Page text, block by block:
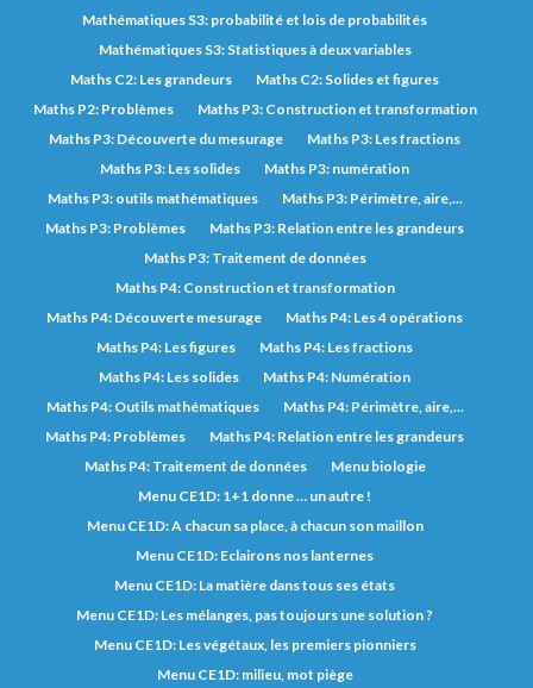
Mathématiques S3: probabilité et lois de probabilités
Mathématiques S3: Statistiques à deux variables
Maths C2: Les grandeurs
Maths C2: Solides et figures
Maths P2: Problèmes
Maths P3: Construction et transformation
Maths P3: Découverte du mesurage
Maths P3: Les fractions
Maths P3: Les solides
Maths P3: numération
Maths P3: outils mathématiques
Maths P3: Périmètre, aire,...
Maths P3: Problèmes
Maths P3: Relation entre les grandeurs
Maths P3: Traitement de données
Maths P4: Construction et transformation
Maths P4: Découverte mesurage
Maths P4: Les 4 opérations
Maths P4: Les figures
Maths P4: Les fractions
Maths P4: Les solides
Maths P4: Numération
Maths P4: Outils mathématiques
Maths P4: Périmètre, aire,...
Maths P4: Problèmes
Maths P4: Relation entre les grandeurs
Maths P4: Traitement de données
Menu biologie
Menu CE1D: 1+1 donne … un autre !
Menu CE1D: A chacun sa place, à chacun son maillon
Menu CE1D: Eclairons nos lanternes
Menu CE1D: La matière dans tous ses états
Menu CE1D: Les mélanges, pas toujours une solution ?
Menu CE1D: Les végétaux, les premiers pionniers
Menu CE1D: milieu, mot piège